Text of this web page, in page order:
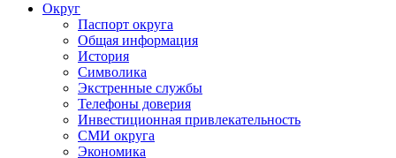
Округ
Паспорт округа
Общая информация
История
Символика
Экстренные службы
Телефоны доверия
Инвестиционная привлекательность
СМИ округа
Экономика